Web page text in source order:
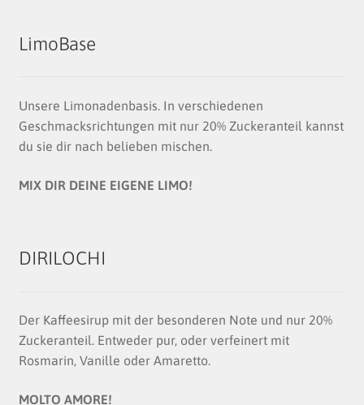
LimoBase
Unsere Limonadenbasis. In verschiedenen
Geschmacksrichtungen mit nur 20% Zuckeranteil kannst
du sie dir nach belieben mischen.
MIX DIR DEINE EIGENE LIMO!
DIRILOCHI
Der Kaffeesirup mit der besonderen Note und nur 20%
Zuckeranteil. Entweder pur, oder verfeinert mit
Rosmarin, Vanille oder Amaretto.
MOLTO AMORE!